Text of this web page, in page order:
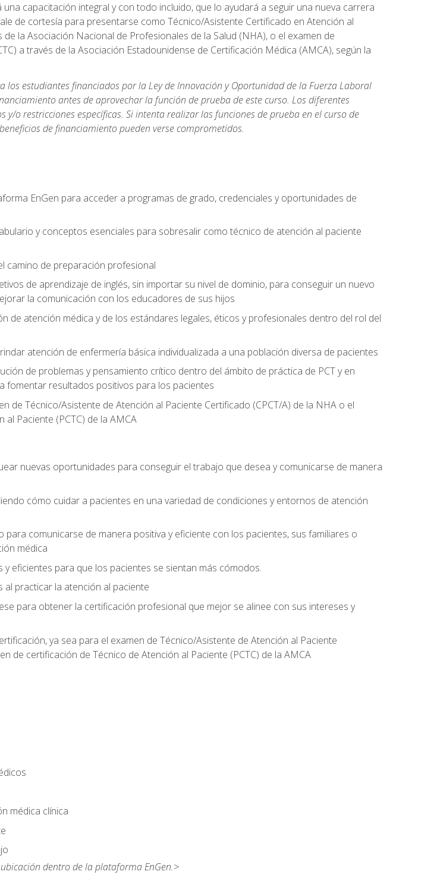
capacitación integral y con todo incluido, que lo ayudará a seguir una nueva carrera
de cortesía para presentarse como Técnico/Asistente Certificado en Atención al
la Asociación Nacional de Profesionales de la Salud (NHA), o el examen de
a través de la Asociación Estadounidense de Certificación Médica (AMCA), según la
los estudiantes financiados por la Ley de Innovación y Oportunidad de la Fuerza Laboral
antes de aprovechar la función de prueba de este curso. Los diferentes
o restricciones específicas. Si intenta realizar las funciones de prueba en el curso de
de financiamiento pueden verse comprometidos.
EnGen para acceder a programas de grado, credenciales y oportunidades de
y conceptos esenciales para sobresalir como técnico de atención al paciente
camino de preparación profesional
de aprendizaje de inglés, sin importar su nivel de dominio, para conseguir un nuevo
la comunicación con los educadores de sus hijos
de atención médica y de los estándares legales, éticos y profesionales dentro del rol del
atención de enfermería básica individualizada a una población diversa de pacientes
de problemas y pensamiento crítico dentro del ámbito de práctica de PCT y en
fomentar resultados positivos para los pacientes
de Técnico/Asistente de Atención al Paciente Certificado (CPCT/A) de la NHA o el
Paciente (PCTC) de la AMCA
nuevas oportunidades para conseguir el trabajo que desea y comunicarse de manera
cómo cuidar a pacientes en una variedad de condiciones y entornos de atención
comunicarse de manera positiva y eficiente con los pacientes, sus familiares o
médica
eficientes para que los pacientes se sientan más cómodos.
al practicar la atención al paciente
para obtener la certificación profesional que mejor se alinee con sus intereses y
ya sea para el examen de Técnico/Asistente de Atención al Paciente
de certificación de Técnico de Atención al Paciente (PCTC) de la AMCA
médica clínica
dentro de la plataforma EnGen.>